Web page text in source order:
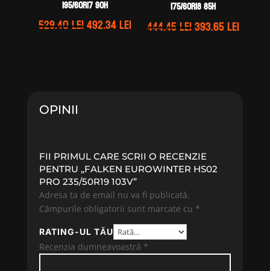
195/60R17 90H
529.40leiPrețul
492.34leiPrețul
175/60R18 85H
444.45leiPrețul
393.65leiPrețul
OPINII
FII PRIMUL CARE SCRII O RECENZIE
PENTRU „FALKEN EUROWINTER HS02
PRO 235/50R19 103V”
Adresa ta de email nu va fi publicată.
Câmpurile obligatorii sunt marcate cu *
RATING-UL TĂU
Recenzia dumneavoastră *